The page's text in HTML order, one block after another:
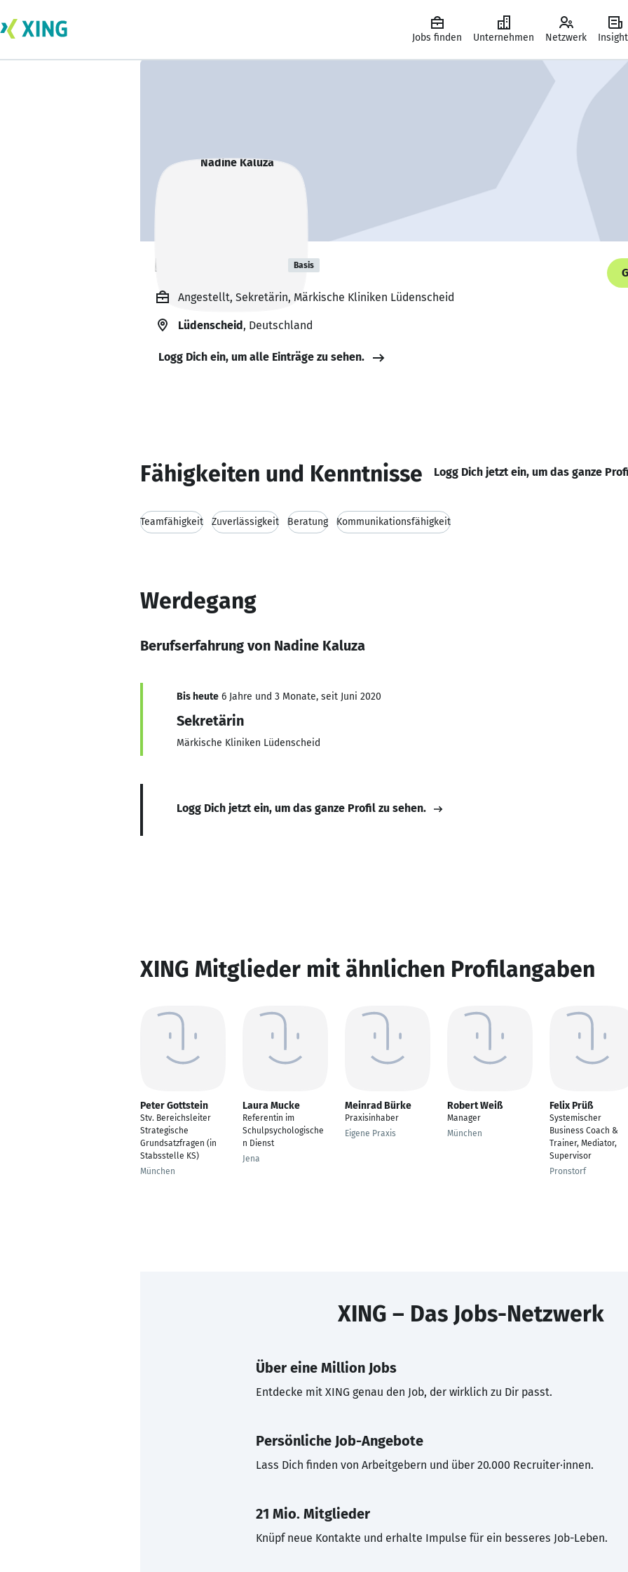
Jobs finden Unternehmen Netzwerk
Nadine Kaluza Basis
Angestellt, Sekretärin, Märkische Kliniken Lüdenscheid
Lüdenscheid, Deutschland
Logg Dich ein, um alle Einträge zu sehen.
Fähigkeiten und Kenntnisse Logg Dich jetzt ein, um das ganze
Teamfähigkeit Zuverlässigkeit Beratung Kommunikationsfähigkeit
Werdegang
Berufserfahrung von Nadine Kaluza
Bis heute 6 Jahre und 3 Monate, seit Juni 2020
Sekretärin
Märkische Kliniken Lüdenscheid
Logg Dich jetzt ein, um das ganze Profil zu sehen.
XING Mitglieder mit ähnlichen Profilangaben
Peter Gottstein
Stv. Bereichsleiter
Strategische
Grundsatzfragen (in
Stabsstelle KS)
München
Laura Mucke
Referentin im
Schulpsychologische
n Dienst
Jena
Meinrad Bürke
Praxisinhaber
Eigene Praxis
Robert Weiß
Manager
München
Felix Prüß
Systemischer
Business Coach &
Trainer, Mediator,
Supervisor
Pronstorf
XING – Das Jobs-Netzwerk
Über eine Million Jobs
Entdecke mit XING genau den Job, der wirklich zu Dir passt.
Persönliche Job-Angebote
Lass Dich finden von Arbeitgebern und über 20.000 Recruiter·innen.
21 Mio. Mitglieder
Knüpf neue Kontakte und erhalte Impulse für ein besseres Job-Leben.